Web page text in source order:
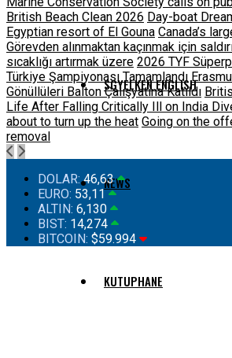
SGYELKEN ENGLISH
NEWS
KUTUPHANE
British Beach Clean 2026 Day-boat
Egyptian resort of El Gouna Canada’s
Görevden alınmaktan kaçınmak için
sıcaklığı artırmak üzere 2026 TYF
Türkiye Şampiyonası Tamamlandı
Gönüllüleri Balton Çalışyatına Katıldı
Life After Falling Critically Ill on India
about to turn up the heat Going on the
removal
DOLAR: 46,63
EURO: 53,11
ALTIN: 6,130
BIST: 14,274
BITCOIN: $59.994